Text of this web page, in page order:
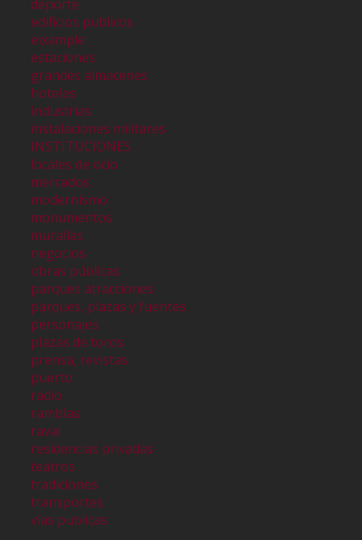
deporte
edificios publicos
eixample
estaciones
grandes almacenes
hoteles
industrias
instalaciones militares
INSTITUCIONES
locales de ocio
mercados
modernismo
monumentos
murallas
negocios
obras públicas
parques atracciones
parques, plazas y fuentes
personajes
plazas de toros
prensa, revistas
puerto
radio
ramblas
raval
residencias privadas
teatros
tradiciones
transportes
vias publicas